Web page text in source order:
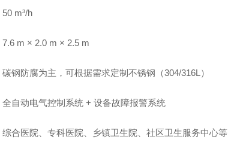
50 m³/h
7.6 m × 2.0 m × 2.5 m
碳钢防腐为主，可根据需求定制不锈钢（304/316L）
全自动电气控制系统 + 设备故障报警系统
综合医院、专科医院、乡镇卫生院、社区卫生服务中心等